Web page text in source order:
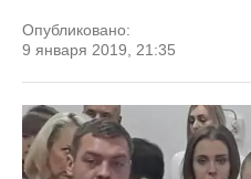
Опубликовано:
9 января 2019, 21:35